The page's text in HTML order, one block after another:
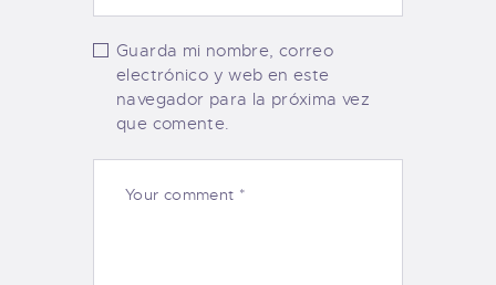
Guarda mi nombre, correo
electrónico y web en este
navegador para la próxima vez
que comente.